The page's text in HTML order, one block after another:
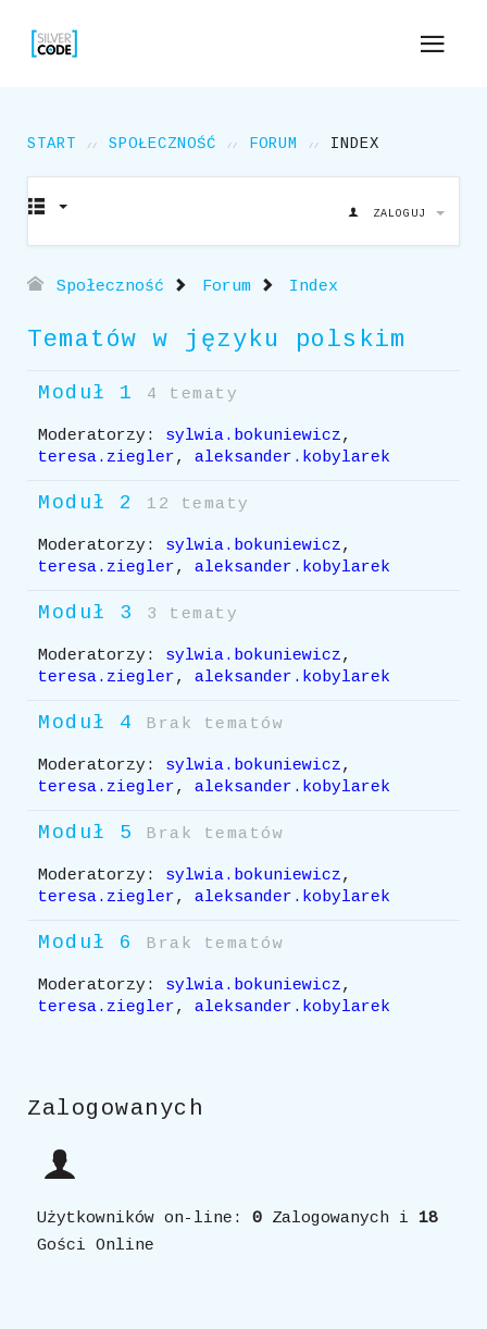
START SPOŁECZNOŚĆ FORUM INDEX
ZALOGUJ
Społeczność Forum Index
Tematów w języku polskim
Moduł 1 4 tematy
Moderatorzy: sylwia.bokuniewicz,
teresa.ziegler, aleksander.kobylarek
Moduł 2 12 tematy
Moderatorzy: sylwia.bokuniewicz,
teresa.ziegler, aleksander.kobylarek
Moduł 3 3 tematy
Moderatorzy: sylwia.bokuniewicz,
teresa.ziegler, aleksander.kobylarek
Moduł 4 Brak tematów
Moderatorzy: sylwia.bokuniewicz,
teresa.ziegler, aleksander.kobylarek
Moduł 5 Brak tematów
Moderatorzy: sylwia.bokuniewicz,
teresa.ziegler, aleksander.kobylarek
Moduł 6 Brak tematów
Moderatorzy: sylwia.bokuniewicz,
teresa.ziegler, aleksander.kobylarek
Zalogowanych
Użytkowników on-line: 0 Zalogowanych i 18
Gości Online